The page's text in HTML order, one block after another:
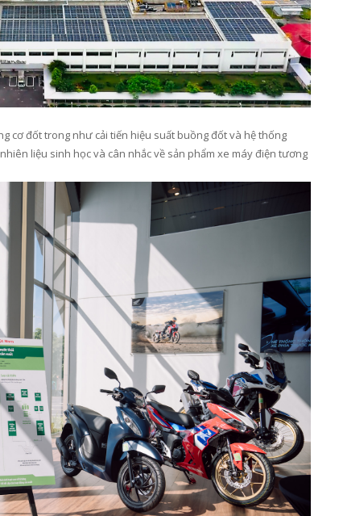
cơ đốt trong như cải tiến hiệu suất buồng đốt và hệ thống
liệu sinh học và cân nhắc về sản phẩm xe máy điện tương